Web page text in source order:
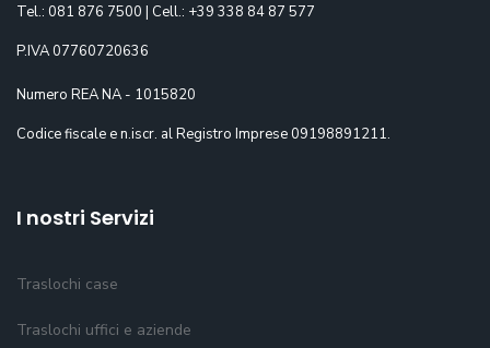
Tel.: 081 876 7500 | Cell.: +39 338 84 87 577
P.IVA 07760720636
Numero REA NA - 1015820
Codice fiscale e n.iscr. al Registro Imprese 09198891211.
I nostri Servizi
Traslochi case
Traslochi uffici e aziende